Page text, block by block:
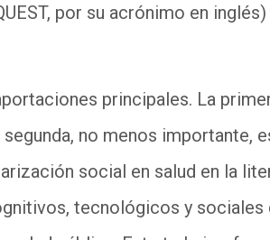
por su acrónimo en
principales. La
no menos importante,
social en salud en la
tecnológicos y